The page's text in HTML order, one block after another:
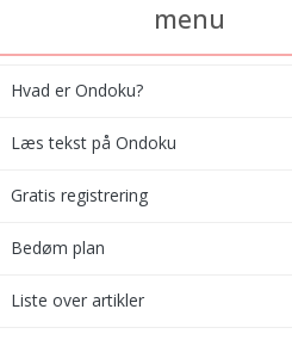
menu
Hvad er Ondoku?
Læs tekst på Ondoku
Gratis registrering
Bedøm plan
Liste over artikler